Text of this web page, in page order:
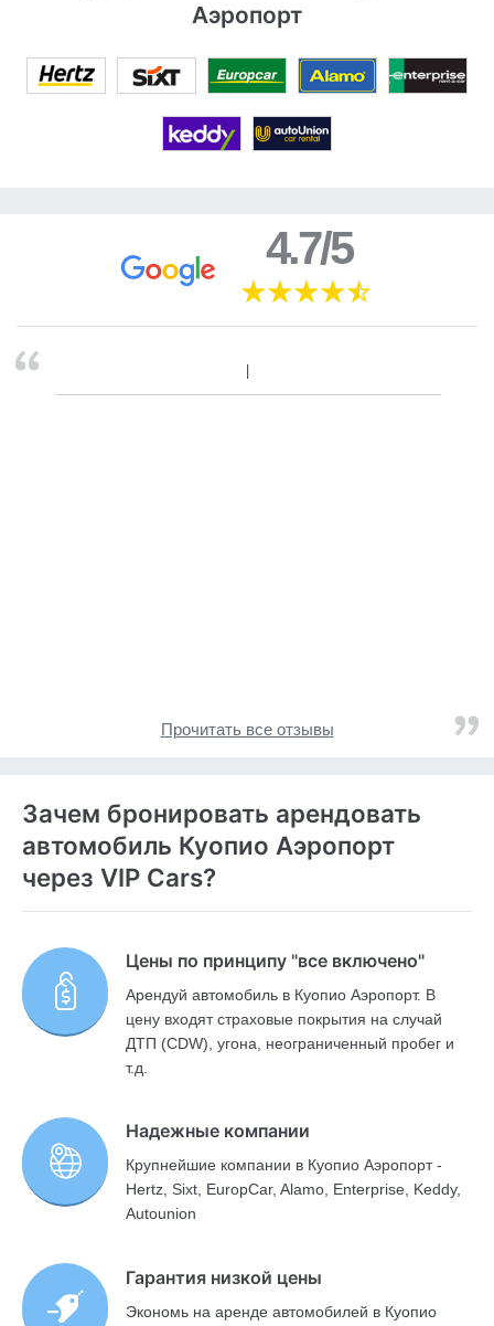
Аэропорт
4.7/5
Прочитать все отзывы
Зачем бронировать арендовать
автомобиль Куопио Аэропорт
через VIP Cars?
Цены по принципу "все включено"
Арендуй автомобиль в Куопио Аэропорт. В
цену входят страховые покрытия на случай
ДТП (CDW), угона, неограниченный пробег и
т.д.
Надежные компании
Крупнейшие компании в Куопио Аэропорт -
Hertz, Sixt, EuropCar, Alamo, Enterprise, Keddy,
Autounion
Гарантия низкой цены
Экономь на аренде автомобилей в Куопио